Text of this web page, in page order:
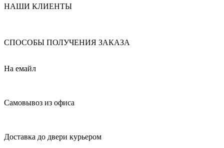
НАШИ КЛИЕНТЫ
СПОСОБЫ ПОЛУЧЕНИЯ ЗАКАЗА
На емайл
Самовывоз из офиса
Доставка до двери курьером